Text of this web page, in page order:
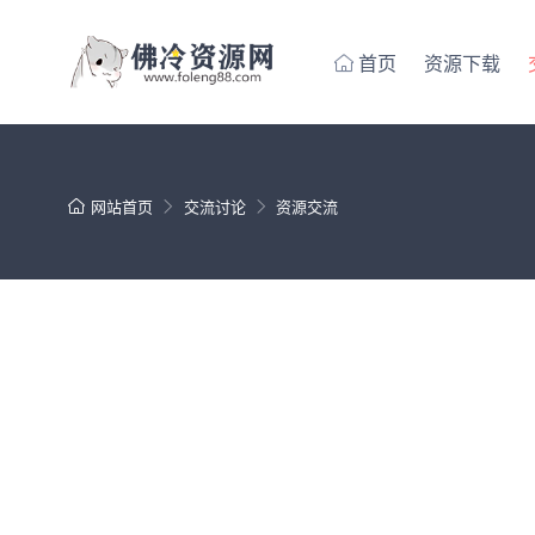
首页 资源下载
网站首页 交流讨论 资源交流